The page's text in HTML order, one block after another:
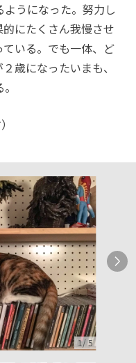
うになった。努力し
にたくさん我慢させ
いる。でも一体、ど
歳になったいまも、
1/5